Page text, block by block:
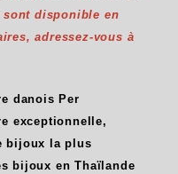
disponible en
adressez-vous à
danois Per
exceptionnelle,
bijoux la plus
bijoux en Thaïlande